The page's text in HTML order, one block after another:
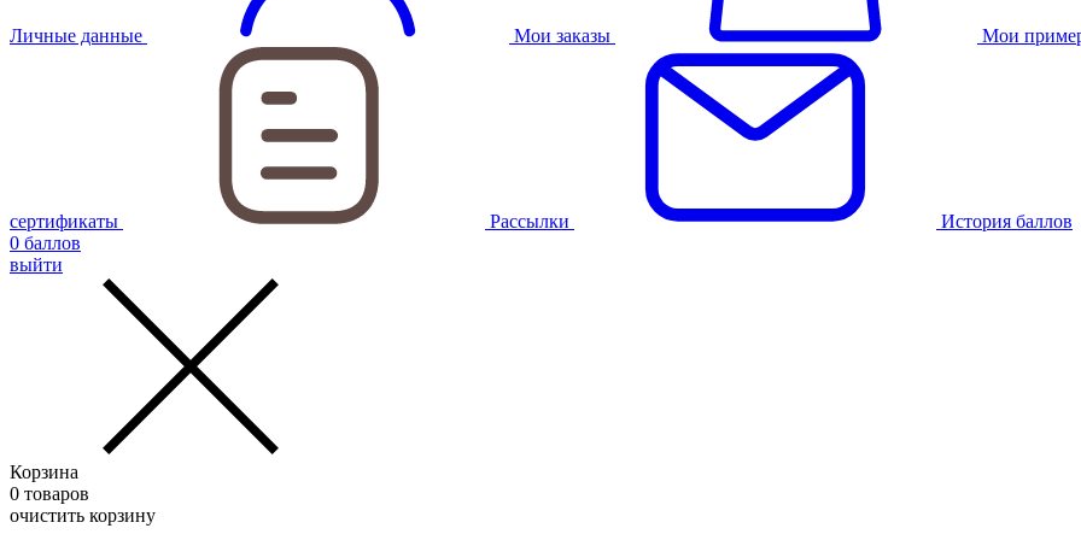
Личные данные Мои заказы Мои
сертификаты Рассылки
История баллов
0 баллов
выйти
Корзина
0 товаров
очистить корзину